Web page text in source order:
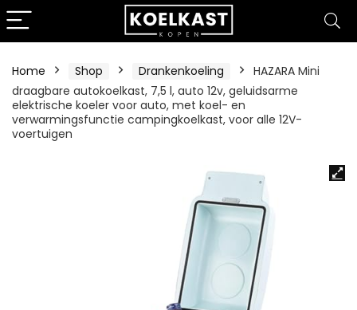
Home Shop Drankenkoeling
HAZARA Mini
draagbare autokoelkast, 7,5 l, auto 12v, geluidsarme
elektrische koeler voor auto, met koel- en
verwarmingsfunctie campingkoelkast, voor alle 12V-
voertuigen